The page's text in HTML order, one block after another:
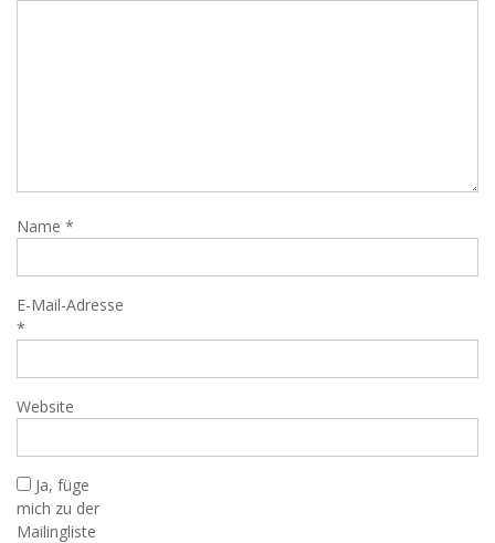
Name *
E-Mail-Adresse
*
Website
Ja, füge
mich zu der
Mailingliste